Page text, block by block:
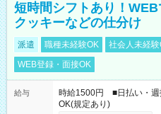
短時間シフトあり！
クッキーなどの仕分け
派遣 職種未経験OK 社会人未経験
WEB登録・面接OK
給与
時給1500円 ■日払い・週
OK(規定あり)